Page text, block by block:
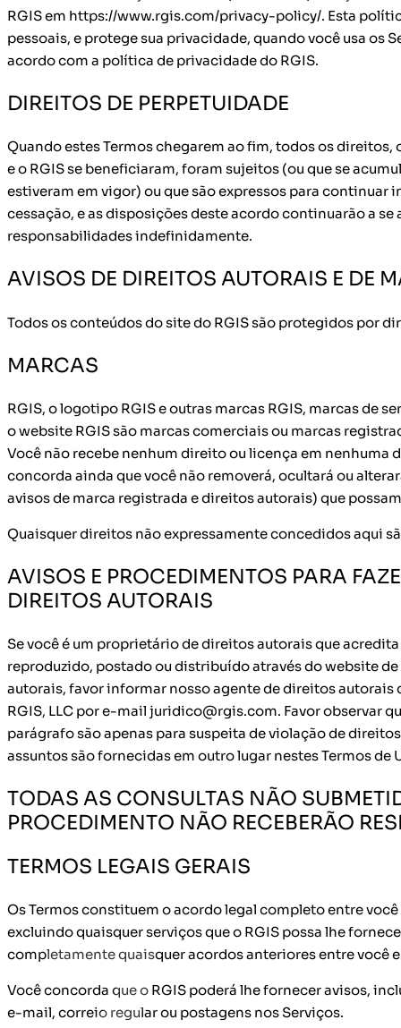
RGIS em https://www.rgis.com/privacy-policy/. Esta
pessoais, e protege sua privacidade, quando você usa os
acordo com a política de privacidade do RGIS.
DIREITOS DE PERPETUIDADE
Quando estes Termos chegarem ao fim, todos os
e o RGIS se beneficiaram, foram sujeitos (ou que se
estiveram em vigor) ou que são expressos para
cessação, e as disposições deste acordo continuarão a
responsabilidades indefinidamente.
AVISOS DE DIREITOS AUTORAIS E DE
Todos os conteúdos do site do RGIS são protegidos por
MARCAS
RGIS, o logotipo RGIS e outras marcas RGIS, marcas de
o website RGIS são marcas comerciais ou marcas
Você não recebe nenhum direito ou licença em nenhuma
concorda ainda que você não removerá, ocultará ou
avisos de marca registrada e direitos autorais) que
Quaisquer direitos não expressamente concedidos aqui
AVISOS E PROCEDIMENTOS PARA
DIREITOS AUTORAIS
Se você é um proprietário de direitos autorais que
reproduzido, postado ou distribuído através do website
autorais, favor informar nosso agente de direitos
RGIS, LLC por e-mail juridico@rgis.com. Favor observar
parágrafo são apenas para suspeita de violação de
assuntos são fornecidas em outro lugar nestes Termos de
TODAS AS CONSULTAS NÃO
PROCEDIMENTO NÃO RECEBERÃO
TERMOS LEGAIS GERAIS
Os Termos constituem o acordo legal completo entre você
excluindo quaisquer serviços que o RGIS possa lhe
completamente quaisquer acordos anteriores entre você e
Você concorda que o RGIS poderá lhe fornecer avisos,
e-mail, correio regular ou postagens nos Serviços.